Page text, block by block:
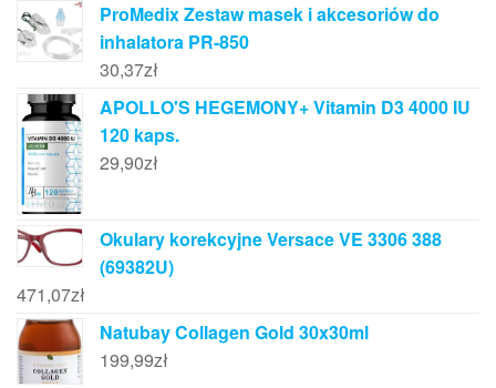
ProMedix Zestaw masek i akcesoriów do
inhalatora PR-850
30,37zł
APOLLO'S HEGEMONY+ Vitamin D3 4000 IU
120 kaps.
29,90zł
Okulary korekcyjne Versace VE 3306 388
(69382U)
471,07zł
Natubay Collagen Gold 30x30ml
199,99zł